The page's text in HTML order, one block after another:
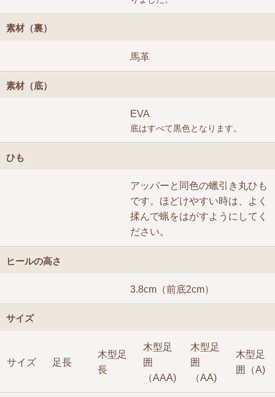
素材（裏）
馬革
素材（底）
EVA
底はすべて黒色となります。
ひも
アッパーと同色の蠟引き丸ひも
です。ほどけやすい時は、よく
揉んで蝋をはがすようにしてく
ださい。
ヒールの高さ
3.8cm（前底2cm）
サイズ
サイズ 足長
木型足
長
木型足
囲
（AAA)
木型足
囲
（AA)
木型足
囲（A)